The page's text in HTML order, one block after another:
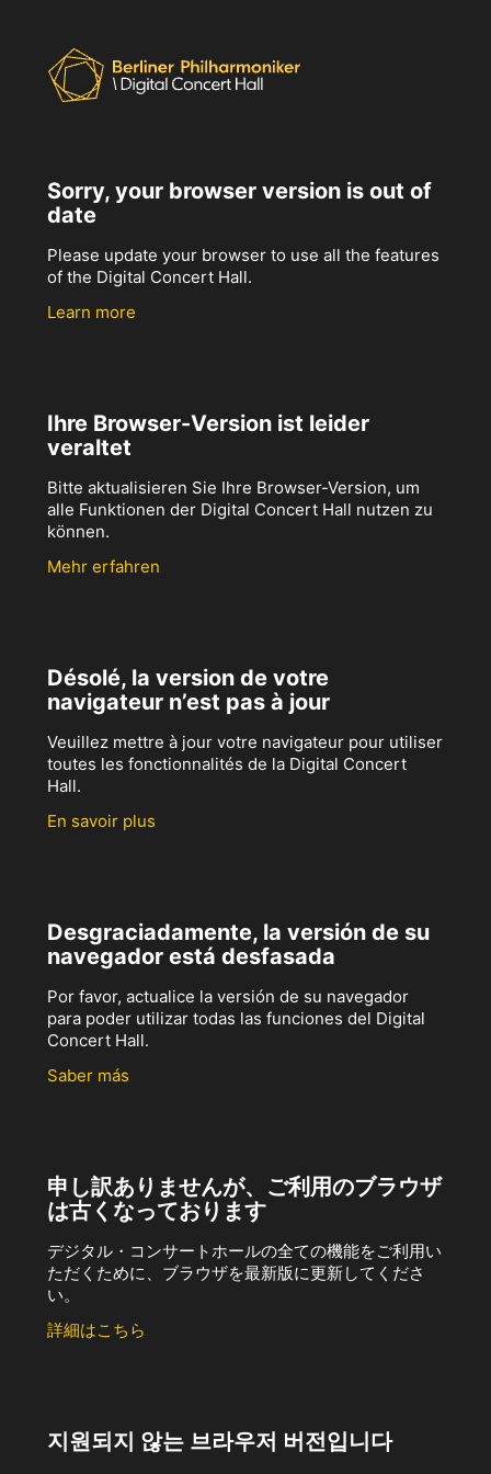
Sorry, your browser version is out of
date
Please update your browser to use all the features
of the Digital Concert Hall.
Learn more
Ihre Browser-Version ist leider
veraltet
Bitte aktualisieren Sie Ihre Browser-Version, um
alle Funktionen der Digital Concert Hall nutzen zu
können.
Mehr erfahren
Désolé, la version de votre
navigateur n’est pas à jour
Veuillez mettre à jour votre navigateur pour utiliser
toutes les fonctionnalités de la Digital Concert
Hall.
En savoir plus
Desgraciadamente, la versión de su
navegador está desfasada
Por favor, actualice la versión de su navegador
para poder utilizar todas las funciones del Digital
Concert Hall.
Saber más
申し訳ありませんが、ご利用のブラウザ
は古くなっております
デジタル・コンサートホールの全ての機能をご利用い
ただくために、ブラウザを最新版に更新してくださ
い。
詳細はこちら
지원되지 않는 브라우저 버전입니다